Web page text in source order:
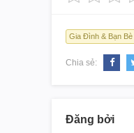
Gia Đình & Bạn Bè
Chia sẻ:
Đăng bởi